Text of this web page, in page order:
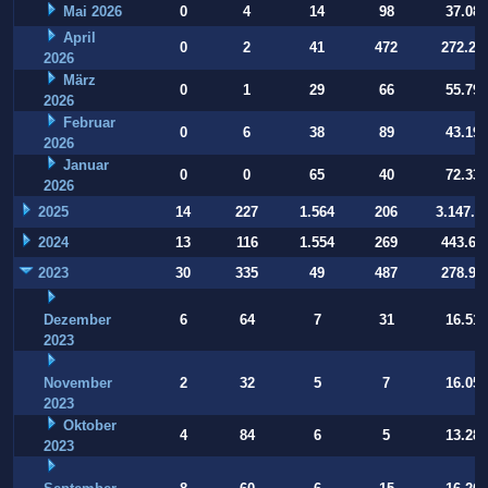
Mai 2026 0 4 14 98
37.084
April
2026
0 2 41 472
März
2026
0 1 29 66
55.794
Februar
2026
0 6 38 89
43.197
Januar
2026
0 0 65 40 72.332
2025 14 227 1.564 206
2024
13 116 1.554 269
2023
30 335 49 487
Dezember
2023
6 64 7 31 16.514
November
2023
2 32 5 7 16.054
Oktober
2023
4 84 6 5 13.283